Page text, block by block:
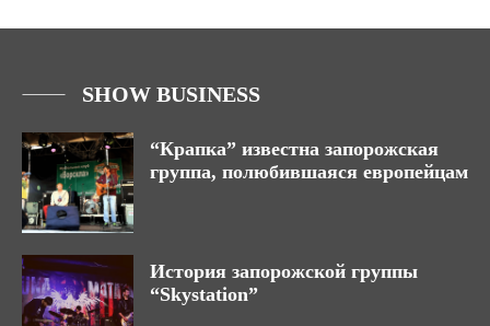
SHOW BUSINESS
“Крапка” известна запорожская
группа, полюбившаяся европейцам
История запорожской группы
“Skystation”